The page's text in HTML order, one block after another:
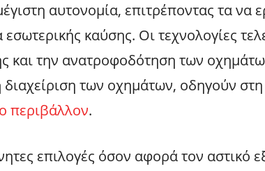
αυτονομία, επιτρέποντας τα να
καύσης. Οι τεχνολογίες
και την ανατροφοδότηση των
διαχείριση των οχημάτων, οδηγούν
περιβάλλον.
επιλογές όσον αφορά τον αστικό